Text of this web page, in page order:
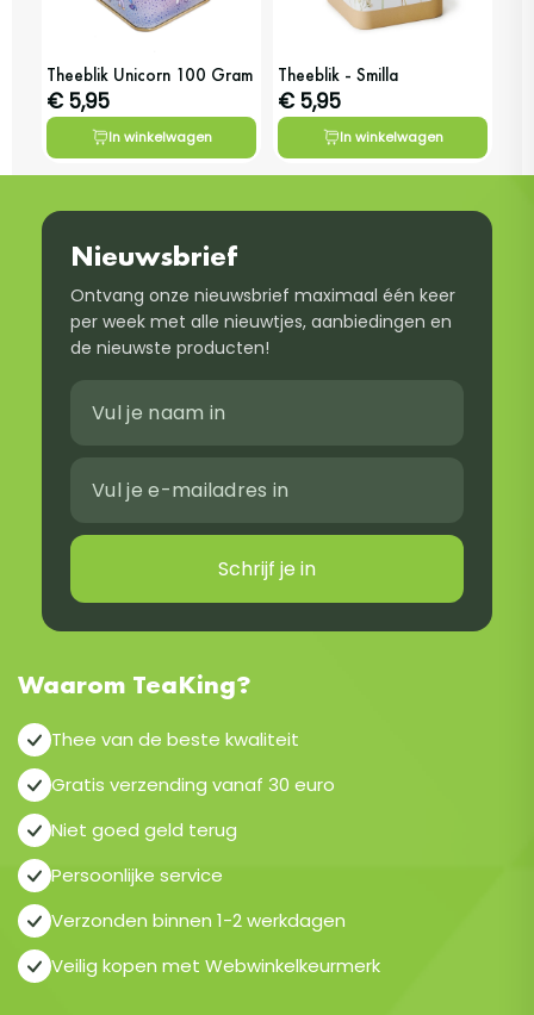
Theeblik Unicorn 100 Gram
€ 5,95
In winkelwagen
Theeblik - Smilla
€ 5,95
In winkelwagen
Nieuwsbrief
Ontvang onze nieuwsbrief maximaal één keer
per week met alle nieuwtjes, aanbiedingen en
de nieuwste producten!
Schrijf je in
Waarom TeaKing?
Thee van de beste kwaliteit
Gratis verzending vanaf 30 euro
Niet goed geld terug
Persoonlijke service
Verzonden binnen 1-2 werkdagen
Veilig kopen met Webwinkelkeurmerk